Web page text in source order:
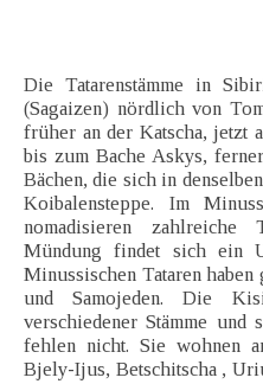
Die Tatarenstämme in
(Sagaizen) nördlich von
früher an der Katscha, jetzt
bis zum Bache Askys,
Bächen, die sich in
Koibalensteppe. Im
nomadisieren
Mündung findet sich ein
Minussischen Tataren
und Samojeden. Die
verschiedener Stämme und
fehlen nicht. Sie wohnen
Bjely-Ijus, Betschitscha ,